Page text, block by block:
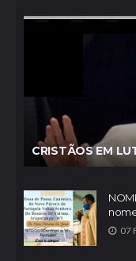
CRISTÃOS EM
07